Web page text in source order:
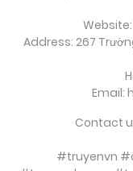
Website:
Address: 267
Email:
Contact
#truyenvn